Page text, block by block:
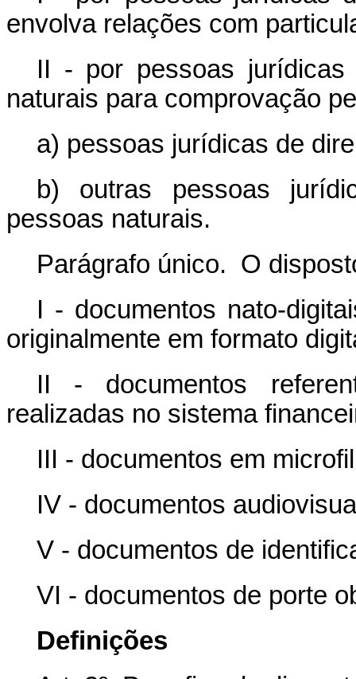
envolva relações com
II - por pessoas
naturais para comprovação
a) pessoas jurídicas de
b) outras pessoas
pessoas naturais.
Parágrafo único. O
I - documentos nato-
originalmente em formato
II - documentos
realizadas no sistema
III - documentos em
IV - documentos
V - documentos de
VI - documentos de porte
Definições